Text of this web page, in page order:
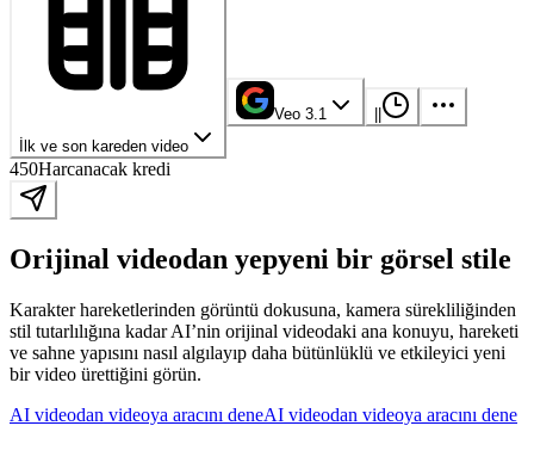
İlk ve son kareden video
Veo 3.1
450Harcanacak kredi
Orijinal videodan yepyeni bir görsel stile
Karakter hareketlerinden görüntü dokusuna, kamera sürekliliğinden
stil tutarlılığına kadar AI’nin orijinal videodaki ana konuyu, hareketi
ve sahne yapısını nasıl algılayıp daha bütünlüklü ve etkileyici yeni
bir video ürettiğini görün.
AI videodan videoya aracını deneAI videodan videoya aracını dene